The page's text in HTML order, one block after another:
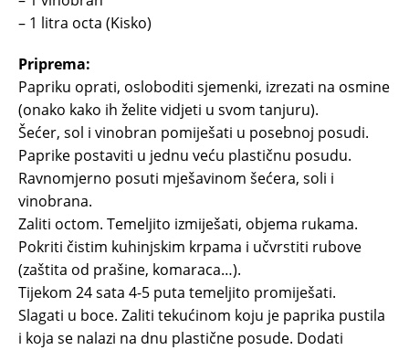
– 1 litra octa (Kisko)
Priprema:
Papriku oprati, osloboditi sjemenki, izrezati na osmine
(onako kako ih želite vidjeti u svom tanjuru).
Šećer, sol i vinobran pomiješati u posebnoj posudi.
Paprike postaviti u jednu veću plastičnu posudu.
Ravnomjerno posuti mješavinom šećera, soli i
vinobrana.
Zaliti octom. Temeljito izmiješati, objema rukama.
Pokriti čistim kuhinjskim krpama i učvrstiti rubove
(zaštita od prašine, komaraca…).
Tijekom 24 sata 4-5 puta temeljito promiješati.
Slagati u boce. Zaliti tekućinom koju je paprika pustila
i koja se nalazi na dnu plastične posude. Dodati